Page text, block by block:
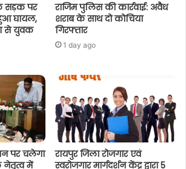
सड़क पर
घायल,
से युवक
राजिम पुलिस की कार्रवाई: अवैध
शराब के साथ दो कोचिया
गिरफ्तार
1 day ago
पर चलेगा
नेतृत्व में
रायपुर जिला रोजगार एवं
स्वरोजगार मार्गदर्शन केंद्र द्वारा 5